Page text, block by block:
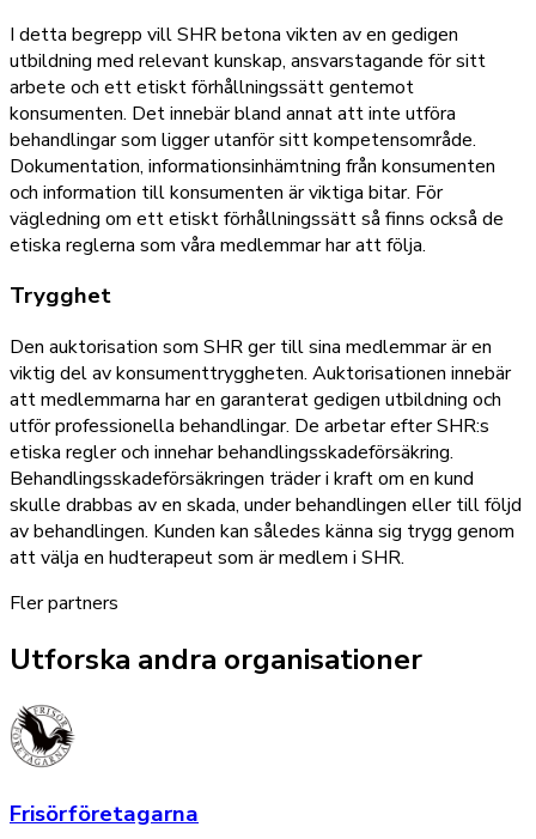
I detta begrepp vill SHR betona vikten av en gedigen
utbildning med relevant kunskap, ansvarstagande för sitt
arbete och ett etiskt förhållningssätt gentemot
konsumenten. Det innebär bland annat att inte utföra
behandlingar som ligger utanför sitt kompetensområde.
Dokumentation, informationsinhämtning från konsumenten
och information till konsumenten är viktiga bitar. För
vägledning om ett etiskt förhållningssätt så finns också de
etiska reglerna som våra medlemmar har att följa.
Trygghet
Den auktorisation som SHR ger till sina medlemmar är en
viktig del av konsumenttryggheten. Auktorisationen innebär
att medlemmarna har en garanterat gedigen utbildning och
utför professionella behandlingar. De arbetar efter SHR:s
etiska regler och innehar behandlingsskadeförsäkring.
Behandlingsskadeförsäkringen träder i kraft om en kund
skulle drabbas av en skada, under behandlingen eller till följd
av behandlingen. Kunden kan således känna sig trygg genom
att välja en hudterapeut som är medlem i SHR.
Fler partners
Utforska andra organisationer
Frisörföretagarna